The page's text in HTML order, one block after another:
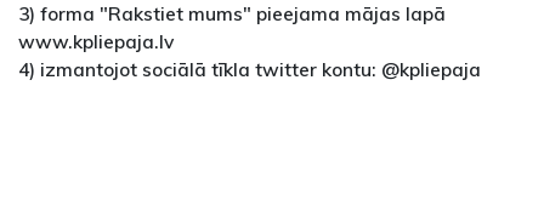
3) forma "Rakstiet mums" pieejama mājas lapā
www.kpliepaja.lv
4) izmantojot sociālā tīkla twitter kontu: @kpliepaja